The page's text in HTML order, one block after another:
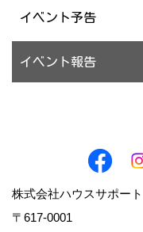
イベント予告
イベント報告
株式会社ハウスサポー
〒617-0001